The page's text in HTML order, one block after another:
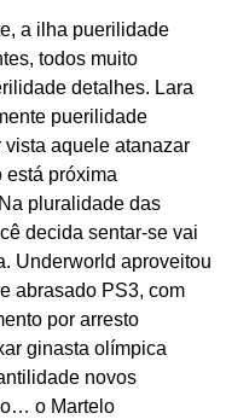
a ilha puerilidade
todos muito
detalhes. Lara
puerilidade
aquele atanazar
está próxima
pluralidade das
decida sentar-se vai
Underworld aproveitou
abrasado PS3, com
por arresto
ginasta olímpica
novos
o Martelo